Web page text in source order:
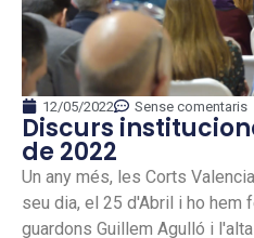
12/05/2022 Sense comentaris
Discurs
de 2022
Un any més, les Corts
seu dia, el 25 d'Abril i ho hem
guardons Guillem Agulló i